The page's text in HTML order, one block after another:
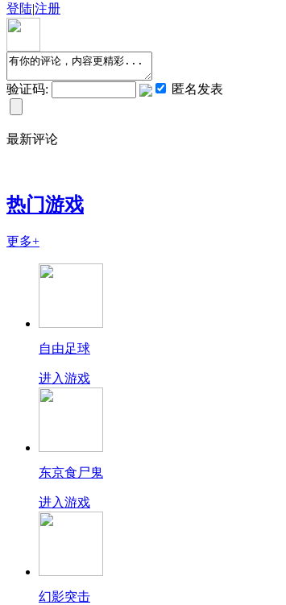
登陆|注册
验证码: 匿名发表
最新评论
热门游戏
更多+
自由足球
进入游戏
东京食尸鬼
进入游戏
幻影突击